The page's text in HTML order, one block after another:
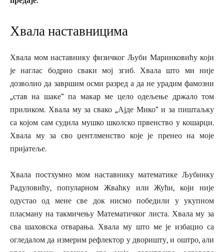
Хвала наставницима
Хвала мом наставнику физичког Љуби Маринковићу који
је наглас бодрио сваки мој згиб. Хвала што ми није
дозволио да завршим осми разред а да не урадим фамозни
„став на шаке“ па макар ме цело одељење држало том
приликом. Хвала му за свако „Ајде Мико“ и за пиштаљку
са којом сам судила мушко школско првенство у кошарци.
Хвала му за сво џентлменство које је пренео на моје
пријатеље.
Хвала постхумно мом наставнику математике Љубинку
Радуловићу, популарном Жваћку или Жући, који није
одустао од мене све док нисмо победили у укупном
пласману на такмичењу Математичког листа. Хвала му за
сва шаховска отварања. Хвала му што ме је избацио са
огледалом да измерим рефлектор у дворишту, и оштро, али